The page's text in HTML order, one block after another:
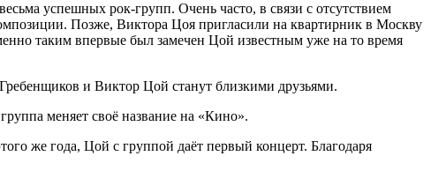
успешных рок-групп. Очень часто, в связи с отсутствием
Позже, Виктора Цоя пригласили на квартирник в Москву
таким впервые был замечен Цой известным уже на то время
и Виктор Цой станут близкими друзьями.
меняет своё название на «Кино».
же года, Цой с группой даёт первый концерт. Благодаря